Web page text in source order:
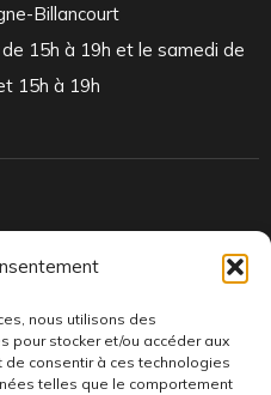
nous utilisons des
pour stocker et/ou accéder aux
consentir à ces technologies
telles que le comportement
Billancourt
15h à 19h et le samedi de
15h à 19h
des vinyles rares et exclusifs.